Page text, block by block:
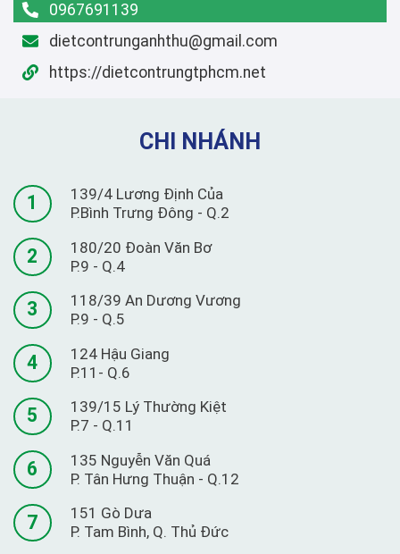
0967691139
dietcontrunganhthu@gmail.com
https://dietcontrungtphcm.net
CHI NHÁNH
1
139/4 Lương Định Của
P.Bình Trưng Đông - Q.2
2
180/20 Đoàn Văn Bơ
P.9 - Q.4
3
118/39 An Dương Vương
P.9 - Q.5
4
124 Hậu Giang
P.11- Q.6
5
139/15 Lý Thường Kiệt
P.7 - Q.11
6
135 Nguyễn Văn Quá
P. Tân Hưng Thuận - Q.12
7
151 Gò Dưa
P. Tam Bình, Q. Thủ Đức